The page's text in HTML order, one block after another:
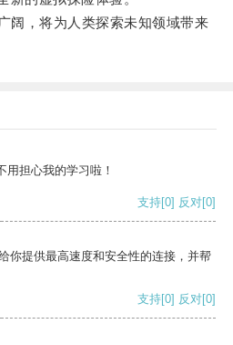
，将为人类探索未知领域带来
用担心我的学习啦！
支持[0] 反对[0]
你提供最高速度和安全性的连接，并帮
支持[0] 反对[0]